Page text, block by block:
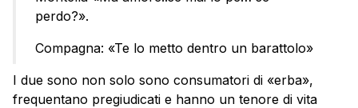
perdo?».
Compagna: «Te lo metto dentro un barattolo»
I due sono non solo sono consumatori di «erba»,
frequentano pregiudicati e hanno un tenore di vita